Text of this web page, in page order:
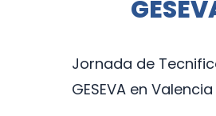
Jornada de
GESEVA en Valencia